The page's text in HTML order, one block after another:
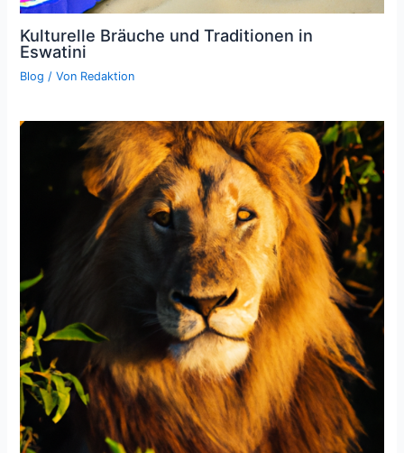
Kulturelle Bräuche und Traditionen in
Eswatini
Blog / Von Redaktion